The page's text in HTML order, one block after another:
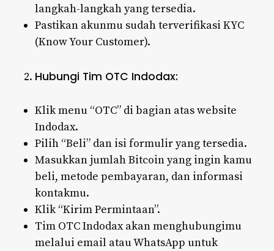
langkah-langkah yang tersedia.
Pastikan akunmu sudah terverifikasi KYC
(Know Your Customer).
Hubungi Tim OTC Indodax:
Klik menu “OTC” di bagian atas website
Indodax.
Pilih “Beli” dan isi formulir yang tersedia.
Masukkan jumlah Bitcoin yang ingin kamu
beli, metode pembayaran, dan informasi
kontakmu.
Klik “Kirim Permintaan”.
Tim OTC Indodax akan menghubungimu
melalui email atau WhatsApp untuk